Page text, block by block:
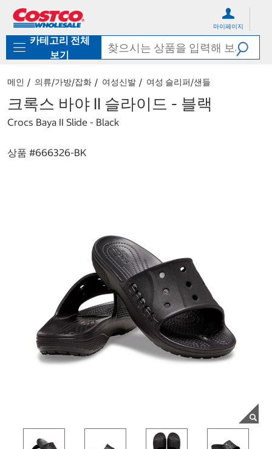
로
기
가
마이페이지
카테고리 전체
보기
메인 의류/가방/잡화 여성신발 여성 슬리퍼/샌들
크록스 바야 II 슬라이드 - 블랙
Crocs Baya II Slide - Black
상품 #666326-BK